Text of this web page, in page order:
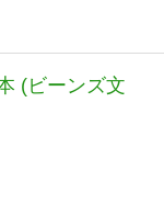
(ビーンズ文